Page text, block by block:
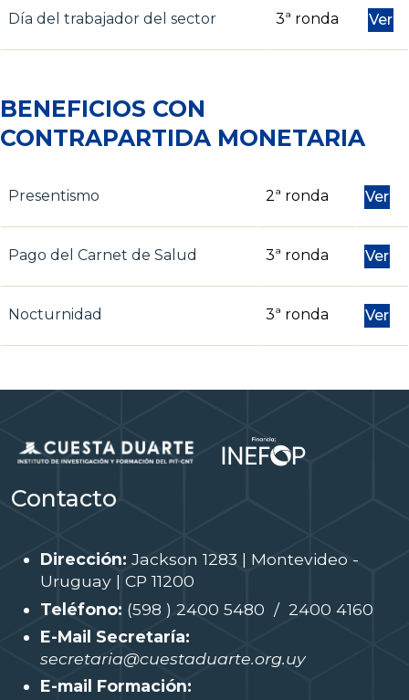
Día del trabajador del sector 3ª ronda Ver
BENEFICIOS CON
CONTRAPARTIDA MONETARIA
Presentismo 2ª ronda Ver
Pago del Carnet de Salud 3ª ronda Ver
Nocturnidad 3ª ronda Ver
Contacto
Dirección: Jackson 1283 | Montevideo -
Uruguay | CP 11200
Teléfono: (598 ) 2400 5480 / 2400 4160
E-Mail Secretaría:
secretaria@cuestaduarte.org.uy
E-mail Formación: